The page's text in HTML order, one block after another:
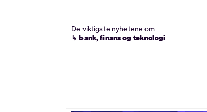
De viktigste nyhetene om
↳ bank, finans og teknologi